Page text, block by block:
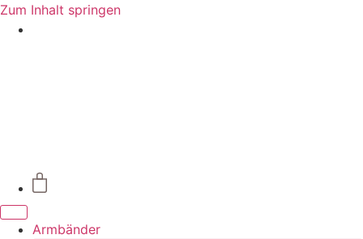
Zum Inhalt springen
Armbänder